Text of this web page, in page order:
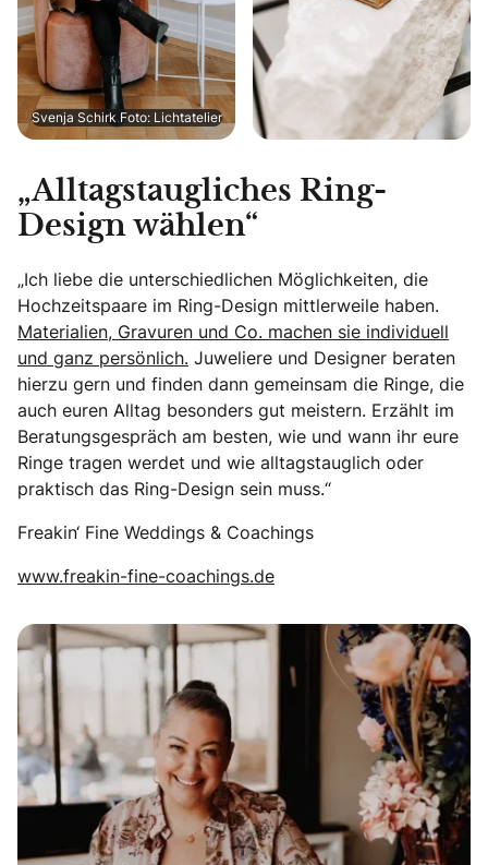
Svenja Schirk Foto: Lichtatelier
„Alltagstaugliches Ring-
Design wählen“
„Ich liebe die unterschiedlichen Möglichkeiten, die
Hochzeitspaare im Ring-Design mittlerweile haben.
Materialien, Gravuren und Co. machen sie individuell
und ganz persönlich. Juweliere und Designer beraten
hierzu gern und finden dann gemeinsam die Ringe, die
auch euren Alltag besonders gut meistern. Erzählt im
Beratungsgespräch am besten, wie und wann ihr eure
Ringe tragen werdet und wie alltagstauglich oder
praktisch das Ring-Design sein muss.“
Freakin‘ Fine Weddings & Coachings
www.freakin-fine-coachings.de